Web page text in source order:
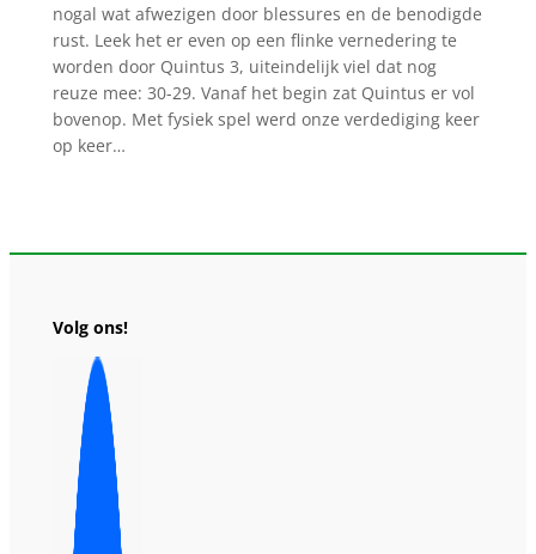
nogal wat afwezigen door blessures en de benodigde
rust. Leek het er even op een flinke vernedering te
worden door Quintus 3, uiteindelijk viel dat nog
reuze mee: 30-29. Vanaf het begin zat Quintus er vol
bovenop. Met fysiek spel werd onze verdediging keer
op keer…
Volg ons!